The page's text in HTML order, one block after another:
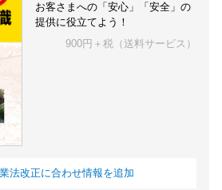
お客さまへの「安心」「安全」の
提供に役立てよう！
900円＋税（送料サービス）
法改正に合わせ情報を追加